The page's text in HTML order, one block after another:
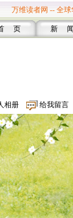
万维读者网 -- 全
页 新 闻
相册 给我留言